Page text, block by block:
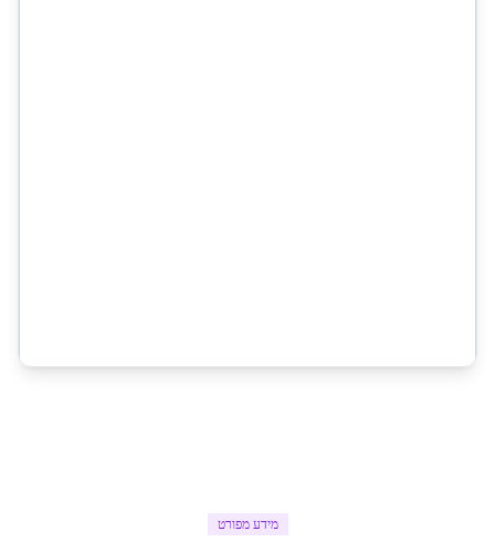
מידע מפורט